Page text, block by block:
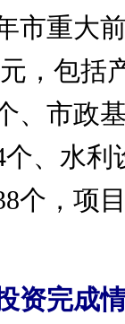
市重大
，包括
、市政
、水利
个，项
资完成